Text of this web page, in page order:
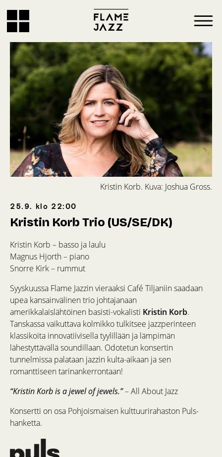
Kristin Korb. Kuva: Joshua Gross.
25.9. klo 22:00
Kristin Korb Trio (US/SE/DK)
Kristin Korb – basso ja laulu
Magnus Hjorth – piano
Snorre Kirk – rummut
Syyskuussa Flame Jazzin vieraaksi Café Tiljaniin saadaan
upea kansainvälinen trio johtajanaan
amerikkalaislähtöinen basisti-vokalisti Kristin Korb.
Tanskassa vaikuttava kolmikko tulkitsee jazzperinteen
klassikoita innovatiivisella tyylillään ja lämpimän
lähestyttävällä soundillaan. Odotetun konsertin
tunnelmissa palataan jazzin kulta-aikaan ja sen
romanttiseen tarinankerrontaan!
“Kristin Korb is a jewel of jewels.”– All About Jazz
Konsertti on osa Pohjoismaisen kulttuurirahaston Puls-
hanketta.